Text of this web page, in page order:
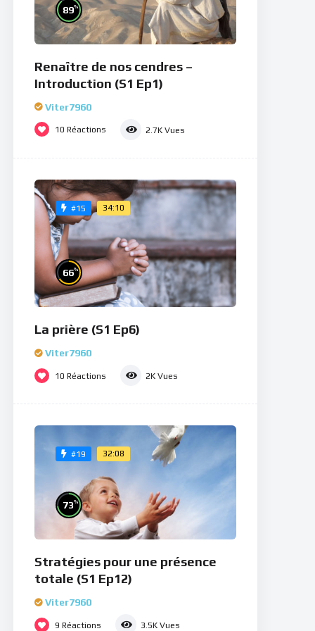
89%
Renaître de nos cendres –
Introduction (S1 Ep1)
Viter7960
10 Réactions 2.7K Vues
#15 34:10
66%
La prière (S1 Ep6)
Viter7960
10 Réactions 2K Vues
#19 32:08
73%
Stratégies pour une présence
totale (S1 Ep12)
Viter7960
9 Réactions 3.5K Vues